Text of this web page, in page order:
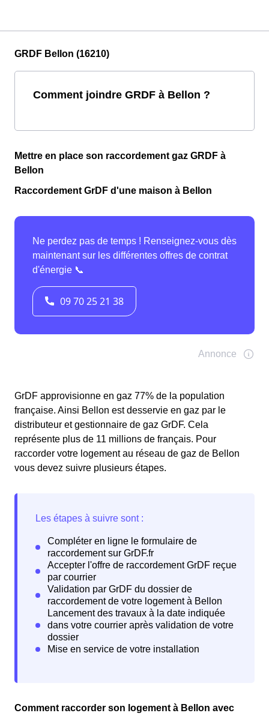
GRDF Bellon (16210)
Comment joindre GRDF à Bellon ?
Mettre en place son raccordement gaz GRDF à
Bellon
Raccordement GrDF d'une maison à Bellon
GrDF approvisionne en gaz 77% de la population
française. Ainsi Bellon est desservie en gaz par le
distributeur et gestionnaire de gaz GrDF. Cela
représente plus de 11 millions de français. Pour
raccorder votre logement au réseau de gaz de Bellon
vous devez suivre plusieurs étapes.
Comment raccorder son logement à Bellon avec